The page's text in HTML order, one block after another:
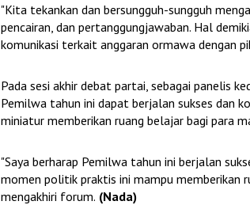
"Kita tekankan dan bersungguh-sungguh
pencairan, dan pertanggungjawaban. Hal
komunikasi terkait anggaran ormawa dengan
Pada sesi akhir debat partai, sebagai panelis
Pemilwa tahun ini dapat berjalan sukses dan
miniatur memberikan ruang belajar bagi para
"Saya berharap Pemilwa tahun ini berjalan
momen politik praktis ini mampu memberikan
mengakhiri forum. (Nada)